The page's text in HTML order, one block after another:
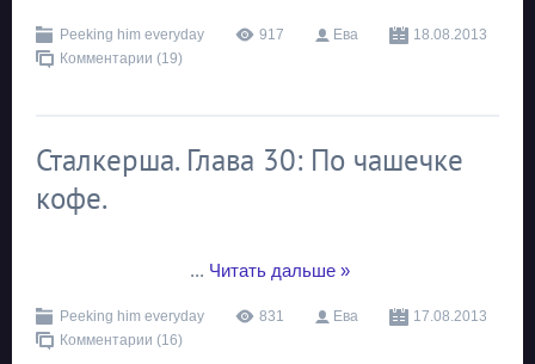
Peeking him everyday 917 Ева
18.08.2013
Комментарии (19)
Сталкерша. Глава 30: По чашечке
кофе.
... Читать дальше »
Peeking him everyday 831 Ева
17.08.2013
Комментарии (16)